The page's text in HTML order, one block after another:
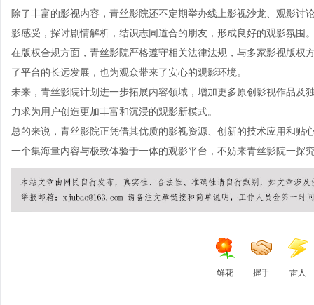
除了丰富的影视内容，青丝影院还不定期举办线上影视沙龙、观影
影感受，探讨剧情解析，结识志同道合的朋友，形成良好的观影氛围
在版权合规方面，青丝影院严格遵守相关法律法规，与多家影视版权
了平台的长远发展，也为观众带来了安心的观影环境。
未来，青丝影院计划进一步拓展内容领域，增加更多原创影视作品及
力求为用户创造更加丰富和沉浸的观影新模式。
总的来说，青丝影院正凭借其优质的影视资源、创新的技术应用和
一个集海量内容与极致体验于一体的观影平台，不妨来青丝影院一探
鲜花 握手 雷人